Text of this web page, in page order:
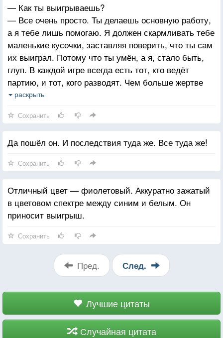
— Как ты выигрываешь?
— Все очень просто. Ты делаешь основную работу,
а я тебе лишь помогаю. Я должен скармливать тебе
маленькие кусочки, заставляя поверить, что ты сам
их выиграл. Потому что ты умён, а я, стало быть,
глуп. В каждой игре всегда есть тот, кто ведёт
партию, и тот, кого разводят. Чем больше жертве
кажется, что она ведёт игру, тем меньше она её
затягивает на своей шее петлю, а я, как ведущий
игру, ей помогаю.
раскрыть
Сохранить
Да пошёл он. И последствия туда же. Все туда же!
Сохранить
Отличный цвет — фиолетовый. Аккуратно зажатый
в цветовом спектре между синим и белым. Он
приносит выигрыш.
Сохранить
Пред. След.
Лучшие цитаты
Случайная цитата